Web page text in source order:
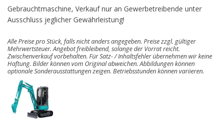
Gebrauchtmaschine, Verkauf nur an Gewerbetreibende unter
Ausschluss jeglicher Gewährleistung!
Alle Preise pro Stück, falls nicht anders angegeben. Preise zzgl. gültiger
Mehrwertsteuer. Angebot freibleibend, solange der Vorrat reicht.
Zwischenverkauf vorbehalten. Für Satz- / Inhaltsfehler übernehmen wir keine
Haftung. Bilder können vom Original abweichen. Abbildungen können
optionale Sonderausstattungen zeigen. Betriebsstunden können variieren.